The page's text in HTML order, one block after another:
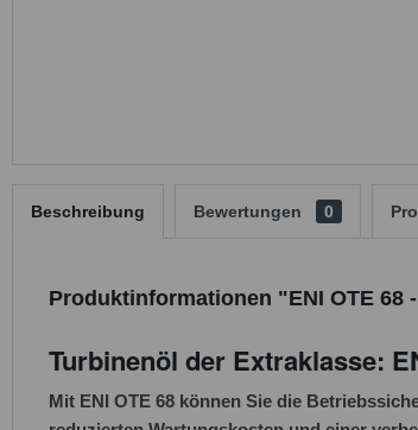
Beschreibung Bewertungen 0
Produktinformationen "ENI OTE 68
Turbinenöl der Extraklasse:
Mit ENI OTE 68 können Sie die